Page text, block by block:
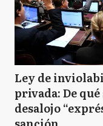
Ley de
privada: De
desalojo